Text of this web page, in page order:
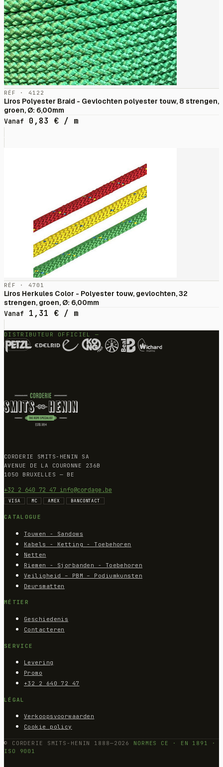
RÉF · 4122
Liros Polyester Braid - Gevlochten polyester touw, 8 strengen,
groen, Ø: 6,00mm
Vanaf
0,83 € / m
RÉF · 4701
Liros Herkules Color - Polyester touw, gevlochten, 32
strengen, groen, Ø: 6,00mm
Vanaf
1,31 € / m
DISTRIBUTEUR OFFICIEL —
CORDERIE SMITS-HENIN SA
AVENUE DE LA COURONNE 236B
1050 BRUXELLES — BE
+32 2 640 72 47 info@cordage.be
VISA MC AMEX BANCONTACT
CATALOGUE
Touwen - Sandows
Kabels - Ketting - Toebehoren
Netten
Riemen - Sjorbanden - Toebehoren
Veiligheid – PBM – Podiumkunsten
Deursmatten
MÉTIER
Geschiedenis
Contacteren
SERVICE
Levering
Promo
+32 2 640 72 47
LÉGAL
Verkoopsvoorwaarden
Cookie policy
© CORDERIE SMITS-HENIN 1888—2026
NORMES CE · EN 1891 ·
ISO 9001